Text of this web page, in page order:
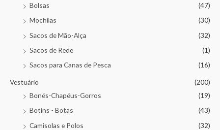
Bolsas
(47)
Mochilas
(30)
Sacos de Mão-Alça
(32)
Sacos de Rede
(1)
Sacos para Canas de Pesca
(16)
Vestuário
(200)
Bonés-Chapéus-Gorros
(19)
Botins - Botas
(43)
Camisolas e Polos
(32)